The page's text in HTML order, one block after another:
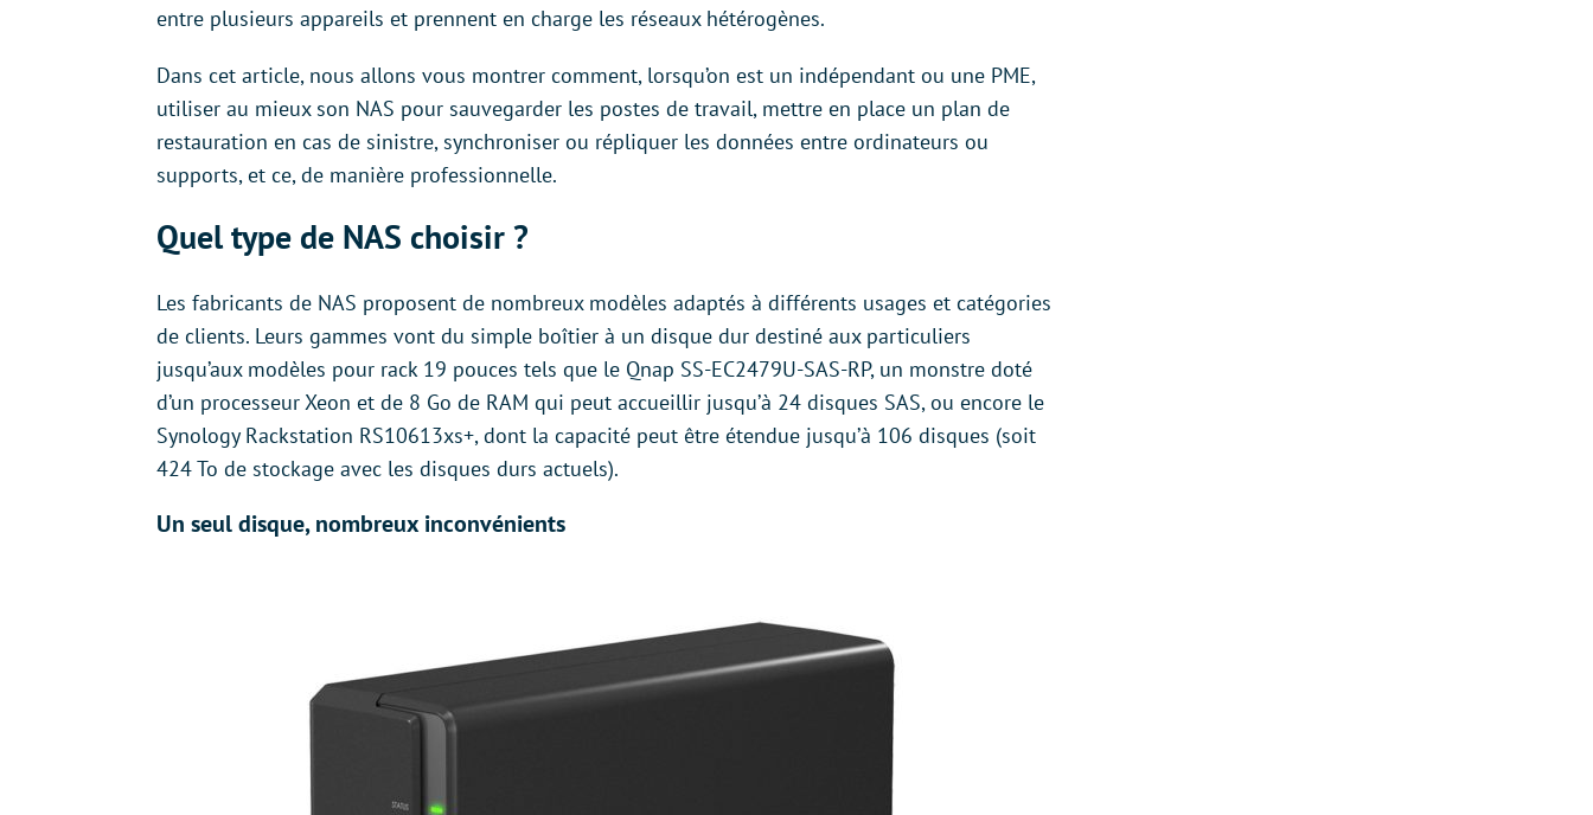
entre plusieurs appareils et prennent en charge les réseaux hétérogènes.
Dans cet article, nous allons vous montrer comment, lorsqu’on est un indépendant ou une PME,
utiliser au mieux son NAS pour sauvegarder les postes de travail, mettre en place un plan de
restauration en cas de sinistre, synchroniser ou répliquer les données entre ordinateurs ou
supports, et ce, de manière professionnelle.
Quel type de NAS choisir ?
Les fabricants de NAS proposent de nombreux modèles adaptés à différents usages et catégories
de clients. Leurs gammes vont du simple boîtier à un disque dur destiné aux particuliers
jusqu’aux modèles pour rack 19 pouces tels que le Qnap SS-EC2479U-SAS-RP, un monstre doté
d’un processeur Xeon et de 8 Go de RAM qui peut accueillir jusqu’à 24 disques SAS, ou encore le
Synology Rackstation RS10613xs+, dont la capacité peut être étendue jusqu’à 106 disques (soit
424 To de stockage avec les disques durs actuels).
Un seul disque, nombreux inconvénients